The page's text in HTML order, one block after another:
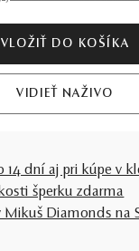
VLOŽIŤ DO KOŠÍKA
VIDIEŤ NAŽIVO
14 dní aj pri kúpe v
šperku zdarma
Mikuš Diamonds na